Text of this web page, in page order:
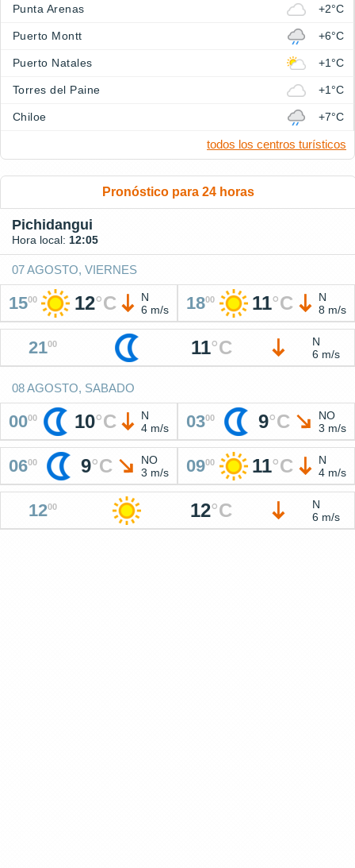
Punta Arenas +2°C
Puerto Montt +6°C
Puerto Natales +1°C
Torres del Paine +1°C
Chiloe +7°C
todos los centros turísticos
Pronóstico para 24 horas
Pichidangui
Hora local: 12:05
07 AGOSTO, VIERNES
1500 12°C
N
6 m/s
1800 11°C
N
8 m/s
2100 11°C
N
6 m/s
08 AGOSTO, SABADO
0000 10°C
N
4 m/s
0300 9°C
NO
3 m/s
0600 9°C
NO
3 m/s
0900 11°C
N
4 m/s
1200 12°C
N
6 m/s